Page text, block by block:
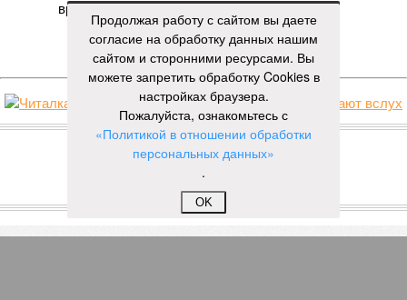
время застолья
ЕЩЕ НОВОСТИ
НОВОСТИ ПАРТНЕРОВ
Новости smi2.ru
ЕЩЕ ИЗ РАЗДЕЛА «БИЗНЕС»
Продолжая работу с сайтом вы даете
согласие на обработку данных нашим
сайтом и сторонними ресурсами. Вы
можете запретить обработку Cookies в
настройках браузера.
Пожалуйста, ознакомьтесь с
«Политикой в отношении обработки
персональных данных»
.
OK